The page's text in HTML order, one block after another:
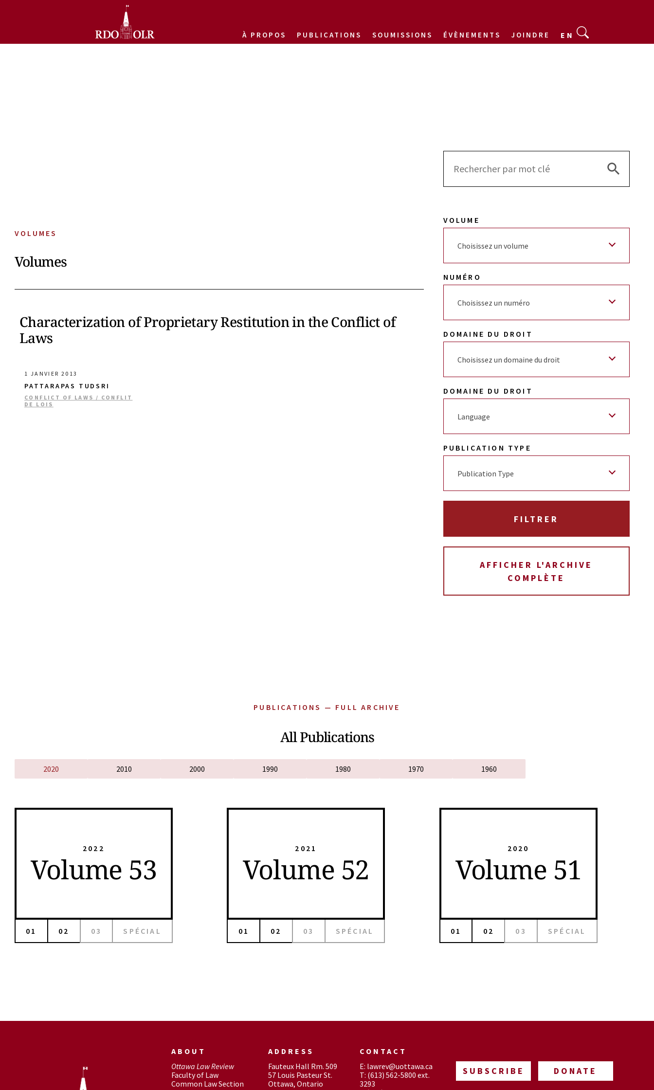
À PROPOS PUBLICATIONS SOUMISSIONS ÉVÈNEMENTS JOINDRE EN
VOLUMES
Volumes
Characterization of Proprietary Restitution in the Conflict of
Laws
1 JANVIER 2013
PATTARAPAS TUDSRI
CONFLICT OF LAWS / CONFLIT
DE LOIS
Search
Search
VOLUME
Choisissez un volume
NUMÉRO
Choisissez un numéro
DOMAINE DU DROIT
Choisissez un domaine du droit
DOMAINE DU DROIT
Language
PUBLICATION TYPE
Publication Type
AFFICHER L'ARCHIVE
COMPLÈTE
PUBLICATIONS — FULL ARCHIVE
All Publications
2020 2010 2000 1990 1980 1970 1960
2022
Volume 53
01 02 03 SPÉCIAL
2021
Volume 52
01 02 03 SPÉCIAL
2020
Volume 51
01 02 03 SPÉCIAL
ABOUT
Ottawa Law Review
Faculty of Law
Common Law Section
ADDRESS
Fauteux Hall Rm. 509
57 Louis Pasteur St.
Ottawa, Ontario
CONTACT
E: lawrev@uottawa.ca
T: (613) 562-5800 ext.
3293
SUBSCRIBE DONATE